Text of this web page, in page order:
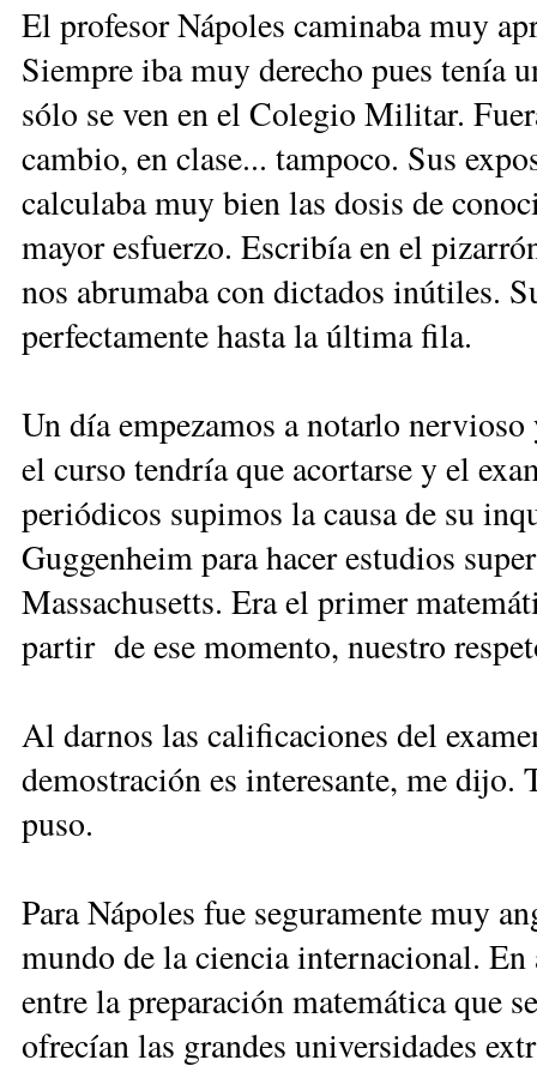
El profesor Nápoles caminaba muy
Siempre iba muy derecho pues tenía
sólo se ven en el Colegio Militar.
cambio, en clase... tampoco. Sus
calculaba muy bien las dosis de
mayor esfuerzo. Escribía en el
nos abrumaba con dictados inútiles.
perfectamente hasta la última fila.
Un día empezamos a notarlo
el curso tendría que acortarse y el
periódicos supimos la causa de su
Guggenheim para hacer estudios
Massachusetts. Era el primer
partir de ese momento, nuestro
Al darnos las calificaciones del
demostración es interesante, me dijo.
puso.
Para Nápoles fue seguramente muy
mundo de la ciencia internacional.
entre la preparación matemática que
ofrecían las grandes universidades